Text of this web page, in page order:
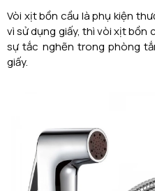
Vòi xịt bồn cầu là phụ kiện
vì sử dụng giấy, thì vòi xịt bồn
sự tắc nghẽn trong phòng
giấy.